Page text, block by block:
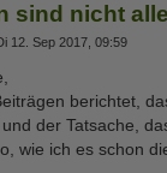
sind nicht
12. Sep 2017, 09:59
berichtet,
der Tatsache,
wie ich es schon